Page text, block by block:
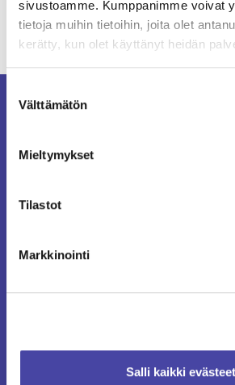
sivustoamme. Kumppanimme voivat
tietoja muihin tietoihin, joita olet
kerätty, kun olet käyttänyt heidän
valinta
Välttämätön
Mieltymykset
Tilastot
Markkinointi
Salli kaikki evästeet
Kaikki artikkelit
Vatajankoski
Projects
Media
FINLAND
vatajankoski@vatajankoski.fi